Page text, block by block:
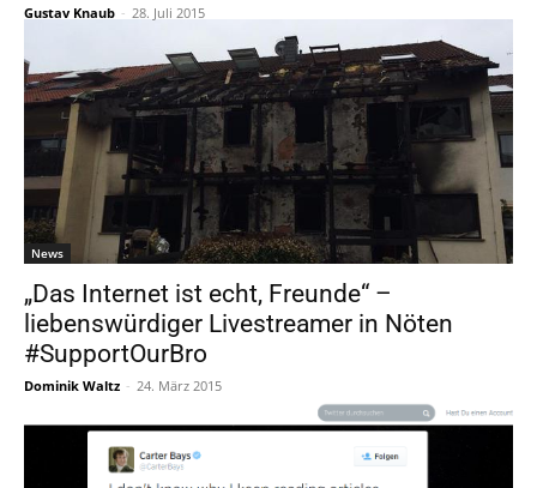
Gustav Knaub - 28. Juli 2015
News
„Das Internet ist echt, Freunde“ –
liebenswürdiger Livestreamer in Nöten
#SupportOurBro
Dominik Waltz - 24. März 2015